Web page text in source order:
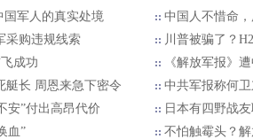
国军人的真实处境
中国人不惜命
采购违规线索
川普被骗了？
成功
《解放军报》
艇长 周恩来急下密令
中共军报称何
安”付出高昂代价
日本有四野战
血”
不怕触霉头？